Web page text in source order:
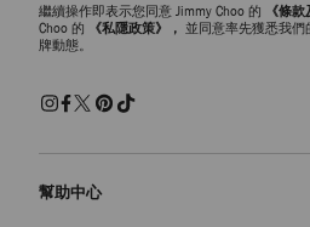
繼續操作即表示您同意 Jimmy Choo 的 《條
Choo 的
《私隱政策》， 並同意率先獲悉我
牌動態。
幫助中心